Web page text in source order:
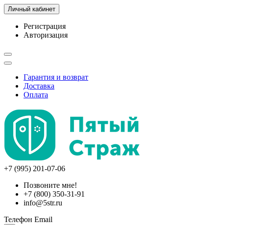
Личный кабинет
Регистрация
Авторизация
Гарантия и возврат
Доставка
Оплата
+7 (995) 201-07-06
Позвоните мне!
+7 (800) 350-31-91
info@5str.ru
Телефон Email